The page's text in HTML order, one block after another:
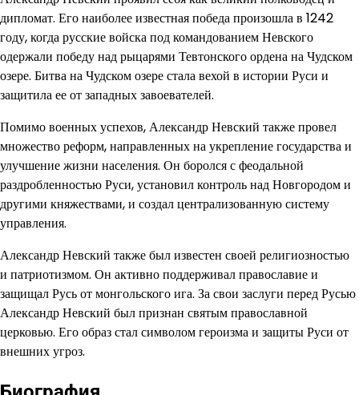
дипломат. Его наиболее известная победа произошла в 1242
году, когда русские войска под командованием Невского
одержали победу над рыцарями Тевтонского ордена на Чудском
озере. Битва на Чудском озере стала вехой в истории Руси и
защитила ее от западных завоевателей.
Помимо военных успехов, Александр Невский также провел
множество реформ, направленных на укрепление государства и
улучшение жизни населения. Он боролся с феодальной
раздробленностью Руси, установил контроль над Новгородом и
другими княжествами, и создал централизованную систему
управления.
Александр Невский также был известен своей религиозностью
и патриотизмом. Он активно поддерживал православие и
защищал Русь от монгольского ига. За свои заслуги перед Русью
Александр Невский был признан святым православной
церковью. Его образ стал символом героизма и защиты Руси от
внешних угроз.